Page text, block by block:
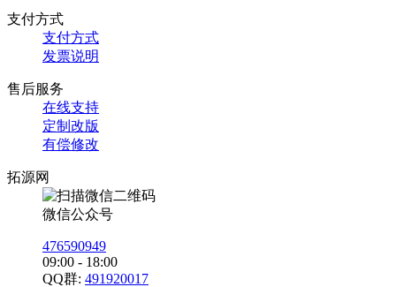
支付方式
支付方式
发票说明
售后服务
在线支持
定制改版
有偿修改
拓源网
微信公众号
476590949
09:00 - 18:00
QQ群: 491920017